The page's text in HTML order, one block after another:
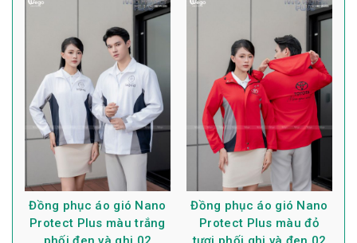
Đồng phục áo gió Nano
Protect Plus màu trắng
Đồng phục áo gió Nano
Protect Plus màu đỏ